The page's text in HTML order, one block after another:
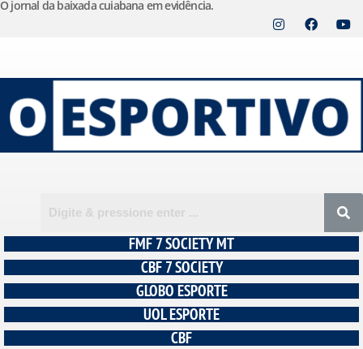
o
conteúdo
O jornal da baixada cuiabana em evidência.
FMF 7 SOCIETY MT
CBF 7 SOCIETY
GLOBO ESPORTE
UOL ESPORTE
CBF